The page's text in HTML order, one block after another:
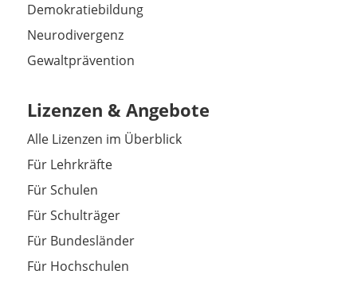
Demokratiebildung
Neurodivergenz
Gewaltprävention
Lizenzen & Angebote
Alle Lizenzen im Überblick
Für Lehrkräfte
Für Schulen
Für Schulträger
Für Bundesländer
Für Hochschulen